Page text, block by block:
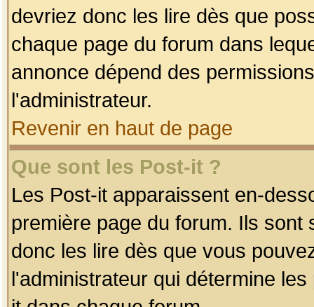
devriez donc les lire dès que
chaque page du forum dans
annonce dépend des
l'administrateur.
Revenir en haut de page
Que sont les Post-it ?
Les Post-it apparaissent en-
première page du forum. Ils
donc les lire dès que vous
l'administrateur qui détermine